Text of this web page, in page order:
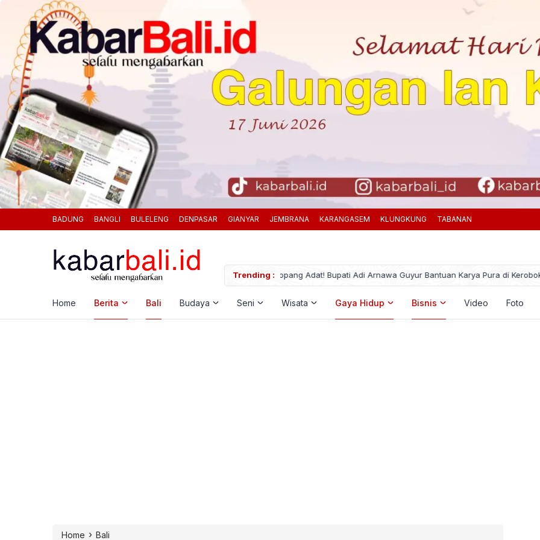
BADUNG BANGLI BULELENG DENPASAR GIANYAR JEMBRANA KARANGASEM KLUNGKUNG TABANAN
Trending :
Guyur Bantuan Karya Pura di Kerobokan Kaja Pemuda di Kintamani Curi Emas Rp 110 Juta, Dibelikan Nmax Bekas –
Home Berita Bali Budaya Seni Wisata Gaya Hidup Bisnis Video Foto
Home › Bali